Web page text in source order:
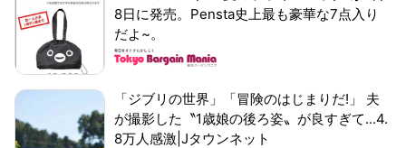
8日に発売。Pensta史上最も豪華な7点入り
だよ~。
「ジブリの世界」「冒険のはじまりだ!」 夫
が撮影した〝1歳娘の後ろ姿〟が良すぎて...4.
8万人感激|Jタウンネット